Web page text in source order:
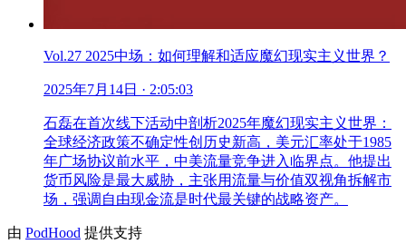
Vol.27 2025中场：如何理解和适应魔幻现实主义世界？
2025年7月14日 · 2:05:03
石磊在首次线下活动中剖析2025年魔幻现实主义世界：
全球经济政策不确定性创历史新高，美元汇率处于1985
年广场协议前水平，中美流量竞争进入临界点。他提出
货币风险是最大威胁，主张用流量与价值双视角拆解市
场，强调自由现金流是时代最关键的战略资产。
由 PodHood 提供支持